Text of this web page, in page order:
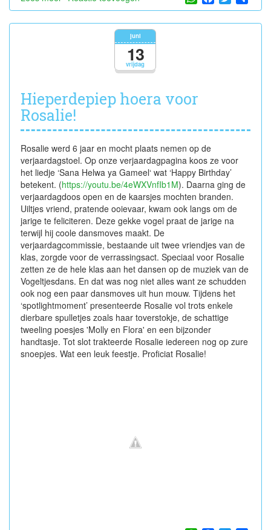
Hieperdepiep
hoera
vrijdag
juni
13
Hieperdepiep hoera voor
Rosalie!
Rosalie werd 6 jaar en mocht plaats nemen op de
verjaardagstoel. Op onze verjaardagpagina koos ze voor
het liedje ‘Sana Helwa ya Gameel‘ wat ‘Happy Birthday’
betekent. (https://youtu.be/4eWXVnfIb1M). Daarna ging de
verjaardagdoos open en de kaarsjes mochten branden.
Uiltjes vriend, pratende ooievaar, kwam ook langs om de
jarige te feliciteren. Deze gekke vogel praat de jarige na
terwijl hij coole dansmoves maakt. De
verjaardagcommissie, bestaande uit twee vriendjes van de
klas, zorgde voor de verrassingsact. Speciaal voor Rosalie
zetten ze de hele klas aan het dansen op de muziek van de
Vogeltjesdans. En dat was nog niet alles want ze schudden
ook nog een paar dansmoves uit hun mouw. Tijdens het
‘spotlightmoment’ presenteerde Rosalie vol trots enkele
dierbare spulletjes zoals haar toverstokje, de schattige
tweeling poesjes 'Molly en Flora' en een bijzonder
handtasje. Tot slot trakteerde Rosalie iedereen nog op zure
snoepjes. Wat een leuk feestje. Proficiat Rosalie!